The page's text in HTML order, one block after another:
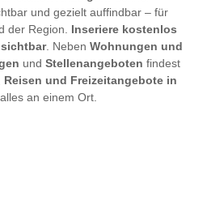
und gezielt auffindbar – für
der Region. Inseriere kostenlos
. Neben Wohnungen und
und Stellenangeboten findest
Reisen und Freizeitangebote in
an einem Ort.